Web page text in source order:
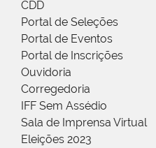
CDD
Portal de Seleções
Portal de Eventos
Portal de Inscrições
Ouvidoria
Corregedoria
IFF Sem Assédio
Sala de Imprensa Virtual
Eleições 2023